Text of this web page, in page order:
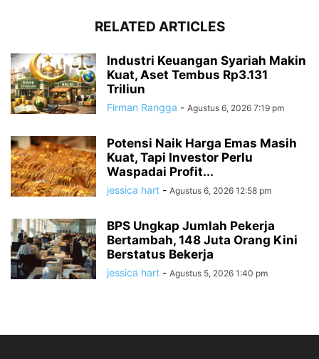
RELATED ARTICLES
Industri Keuangan Syariah Makin
Kuat, Aset Tembus Rp3.131
Triliun
Firman Rangga - Agustus 6, 2026 7:19 pm
Potensi Naik Harga Emas Masih
Kuat, Tapi Investor Perlu
Waspadai Profit...
jessica hart - Agustus 6, 2026 12:58 pm
BPS Ungkap Jumlah Pekerja
Bertambah, 148 Juta Orang Kini
Berstatus Bekerja
jessica hart - Agustus 5, 2026 1:40 pm